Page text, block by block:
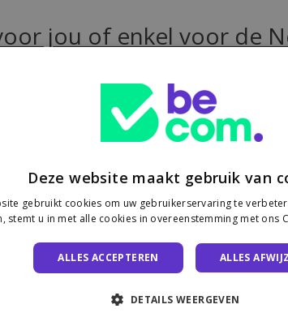
jou of enkel voor de
e-commerce
Europese heffing van €3 op pakjes onder €150 uit
Deze website maakt gebruik van
gebruikt cookies om uw gebruikerservaring te
stemt u in met alle cookies in overeenstemming met ons
ALLES ACCEPTEREN ALLES
DETAILS WEERGEVEN